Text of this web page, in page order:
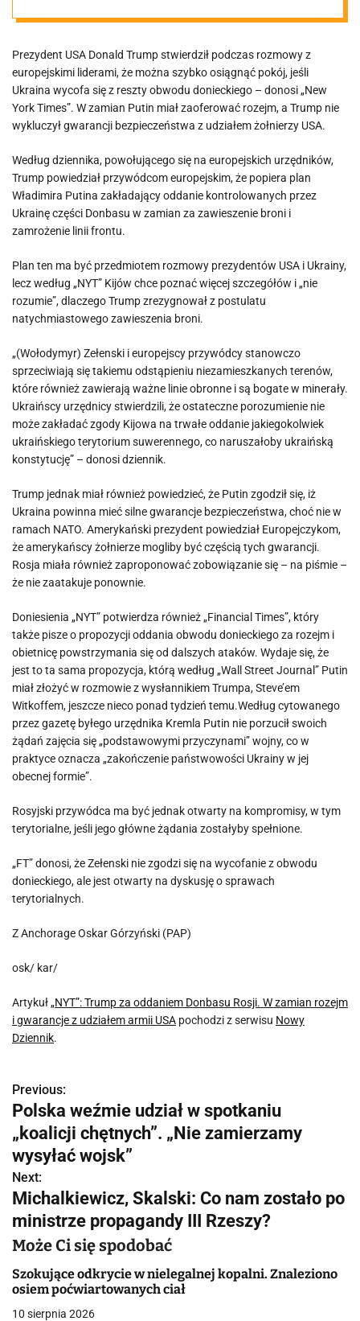
rozejm i
gwarancje z
udziałem armii
USA
Prezydent USA Donald Trump stwierdził podczas rozmowy z
europejskimi liderami, że można szybko osiągnąć pokój, jeśli
Ukraina wycofa się z reszty obwodu donieckiego – donosi „New
York Times”. W zamian Putin miał zaoferować rozejm, a Trump nie
wykluczył gwarancji bezpieczeństwa z udziałem żołnierzy USA.
Według dziennika, powołującego się na europejskich urzędników,
Trump powiedział przywódcom europejskim, że popiera plan
Władimira Putina zakładający oddanie kontrolowanych przez
Ukrainę części Donbasu w zamian za zawieszenie broni i
zamrożenie linii frontu.
Plan ten ma być przedmiotem rozmowy prezydentów USA i Ukrainy,
lecz według „NYT” Kijów chce poznać więcej szczegółów i „nie
rozumie”, dlaczego Trump zrezygnował z postulatu
natychmiastowego zawieszenia broni.
„(Wołodymyr) Zełenski i europejscy przywódcy stanowczo
sprzeciwiają się takiemu odstąpieniu niezamieszkanych terenów,
które również zawierają ważne linie obronne i są bogate w minerały.
Ukraińscy urzędnicy stwierdzili, że ostateczne porozumienie nie
może zakładać zgody Kijowa na trwałe oddanie jakiegokolwiek
ukraińskiego terytorium suwerennego, co naruszałoby ukraińską
konstytucję” – donosi dziennik.
Trump jednak miał również powiedzieć, że Putin zgodził się, iż
Ukraina powinna mieć silne gwarancje bezpieczeństwa, choć nie w
ramach NATO. Amerykański prezydent powiedział Europejczykom,
że amerykańscy żołnierze mogliby być częścią tych gwarancji.
Rosja miała również zaproponować zobowiązanie się – na piśmie –
że nie zaatakuje ponownie.
Doniesienia „NYT” potwierdza również „Financial Times”, który
także pisze o propozycji oddania obwodu donieckiego za rozejm i
obietnicę powstrzymania się od dalszych ataków. Wydaje się, że
jest to ta sama propozycja, którą według „Wall Street Journal” Putin
miał złożyć w rozmowie z wysłannikiem Trumpa, Steve’em
Witkoffem, jeszcze nieco ponad tydzień temu.Według cytowanego
przez gazetę byłego urzędnika Kremla Putin nie porzucił swoich
żądań zajęcia się „podstawowymi przyczynami” wojny, co w
praktyce oznacza „zakończenie państwowości Ukrainy w jej
obecnej formie”.
Rosyjski przywódca ma być jednak otwarty na kompromisy, w tym
terytorialne, jeśli jego główne żądania zostałyby spełnione.
„FT” donosi, że Zełenski nie zgodzi się na wycofanie z obwodu
donieckiego, ale jest otwarty na dyskusję o sprawach
terytorialnych.
Z Anchorage Oskar Górzyński (PAP)
osk/ kar/
Artykuł„NYT”: Trump za oddaniem Donbasu Rosji. W zamian rozejm
i gwarancje z udziałem armii USA pochodzi z serwisu Nowy
Dziennik.
N
a
w
i
g
a
c
j
Previous:
Polska weźmie udział w spotkaniu
„koalicji chętnych”. „Nie zamierzamy
wysyłać wojsk”
Next:
Michalkiewicz, Skalski: Co nam zostało po
ministrze propagandy III Rzeszy?
Może Ci się spodobać
Szokujące odkrycie w nielegalnej kopalni. Znaleziono
osiem poćwiartowanych ciał
10 sierpnia 2026